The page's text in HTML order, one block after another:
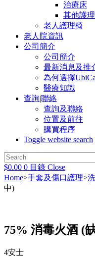
治療床
其他護
老人護理椅
老人院資訊
公司簡介
公司簡介
最新消息及推
為何選擇
醫療知識
查詢|聯絡
查詢及聯絡
位置及前往
購買程序
Toggle website search
$0.00 0 目錄 Close
Home>手套及傷口護理>
中)
75% 消毒火酒 (
4安士